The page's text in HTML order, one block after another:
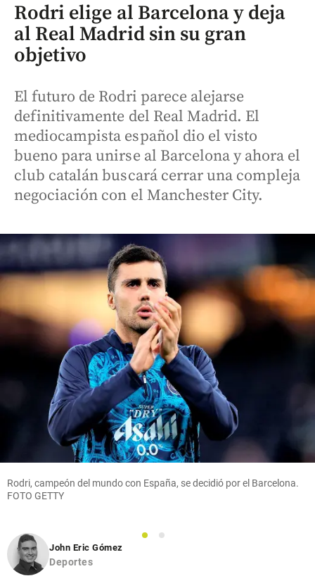
Rodri elige al Barcelona y deja
al Real Madrid sin su gran
objetivo
El futuro de Rodri parece alejarse
definitivamente del Real Madrid. El
mediocampista español dio el visto
bueno para unirse al Barcelona y ahora el
club catalán buscará cerrar una compleja
negociación con el Manchester City.
Rodri, campeón del mundo con España, se decidió por el Barcelona.
FOTO GETTY
1
2
John Eric Gómez
Deportes